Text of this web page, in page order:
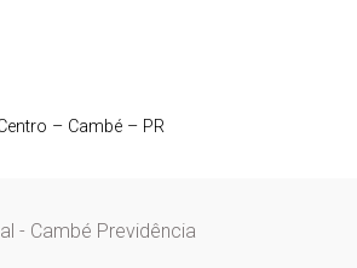
– Cambé – PR
- Cambé Previdência